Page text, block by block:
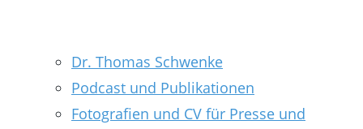
Dr. Thomas Schwenke
Podcast und Publikationen
Fotografien und CV für Presse und